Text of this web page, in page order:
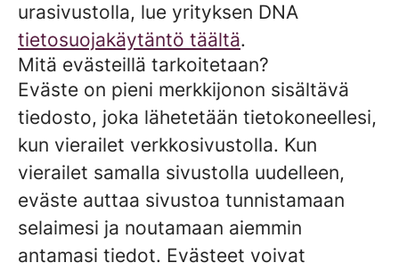
urasivustolla, lue yrityksen DNA
tietosuojakäytäntö täältä.
Mitä evästeillä tarkoitetaan?
Eväste on pieni merkkijonon sisältävä
tiedosto, joka lähetetään tietokoneellesi,
kun vierailet verkkosivustolla. Kun
vierailet samalla sivustolla uudelleen,
eväste auttaa sivustoa tunnistamaan
selaimesi ja noutamaan aiemmin
antamasi tiedot. Evästeet voivat